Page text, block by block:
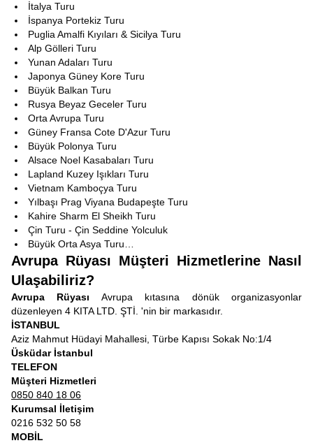
İtalya Turu
İspanya Portekiz Turu
Puglia Amalfi Kıyıları & Sicilya Turu
Alp Gölleri Turu
Yunan Adaları Turu
Japonya Güney Kore Turu
Büyük Balkan Turu
Rusya Beyaz Geceler Turu
Orta Avrupa Turu
Güney Fransa Cote D'Azur Turu
Büyük Polonya Turu
Alsace Noel Kasabaları Turu
Lapland Kuzey Işıkları Turu
Vietnam Kamboçya Turu
Yılbaşı Prag Viyana Budapeşte Turu
Kahire Sharm El Sheikh Turu
Çin Turu - Çin Seddine Yolculuk
Büyük Orta Asya Turu…
Avrupa Rüyası Müşteri Hizmetlerine Nasıl
Ulaşabiliriz?
Avrupa Rüyası Avrupa kıtasına dönük organizasyonlar
düzenleyen 4 KITA LTD. ŞTİ. 'nin bir markasıdır.
İSTANBUL
Aziz Mahmut Hüdayi Mahallesi, Türbe Kapısı Sokak No:1/4
Üsküdar İstanbul
TELEFON
Müşteri Hizmetleri
0850 840 18 06
Kurumsal İletişim
0216 532 50 58
MOBİL